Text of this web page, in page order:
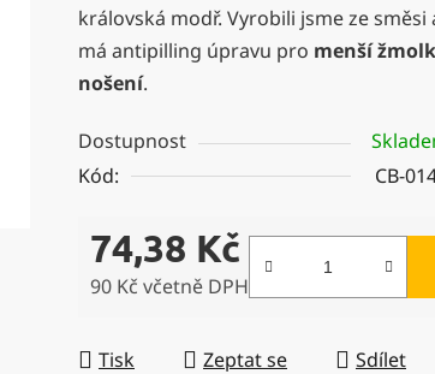
z
5
hvězdiček.
královská modř. Vyrobili jsme ze
má antipilling úpravu pro menší
nošení.
Dostupnost
Kód:
CB-
74,38 Kč
90 Kč včetně DPH
Tisk Zeptat se Sdílet